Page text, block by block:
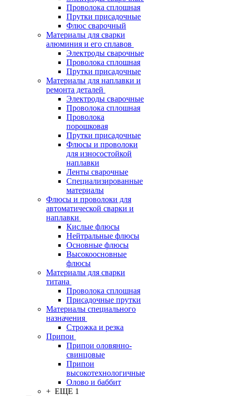
Проволока сплошная
Прутки присадочные
Флюс сварочный
Материалы для сварки
алюминия и его сплавов
Электроды сварочные
Проволока сплошная
Прутки присадочные
Материалы для наплавки и
ремонта деталей
Электроды сварочные
Проволока сплошная
Проволока
порошковая
Прутки присадочные
Флюсы и проволоки
для износостойкой
наплавки
Ленты сварочные
Специализированные
материалы
Флюсы и проволоки для
автоматической сварки и
наплавки
Кислые флюсы
Нейтральные флюсы
Основные флюсы
Высокоосновные
флюсы
Материалы для сварки
титана
Проволока сплошная
Присадочные прутки
Материалы специального
назначения
Строжка и резка
Припои
Припои оловянно-
свинцовые
Припои
высокотехнологичные
Олово и баббит
+ ЕЩЕ 1